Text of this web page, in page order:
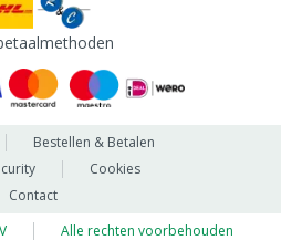
Bestellen & Betalen
Cookies
Contact
Alle rechten voorbehouden